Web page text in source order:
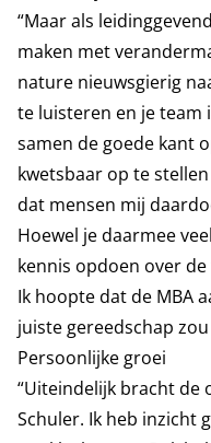
“Maar als
maken met
nature nieuwsgierig
te luisteren en je team
samen de goede kant
kwetsbaar op te
dat mensen mij
Hoewel je daarmee
kennis opdoen over
Ik hoopte dat de MBA
juiste gereedschap zou
Persoonlijke groei
“Uiteindelijk bracht de
Schuler. Ik heb inzicht